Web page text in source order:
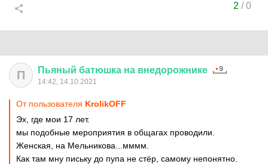
2 /0
П Пьяный батюшка на внедорожнике
14:42, 14.10.2021
От пользователя KrolikOFF
Эх, где мои 17 лет.
мы подобные мероприятия в общагах проводили.
Женская, на Мельникова...мммм.
Как там мну письку до пупа не стёр, самому непонятно.